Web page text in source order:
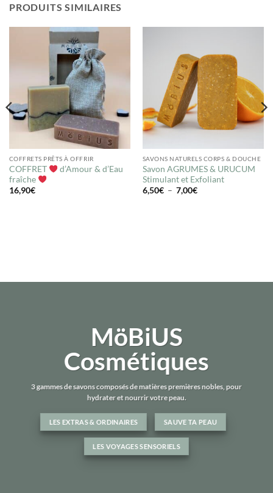
PRODUITS SIMILAIRES
COFFRETS PRÊTS À OFFRIR
COFFRET
d’Amour & d’Eau
fraîche
16,90€
SAVONS NATURELS CORPS & DOUCHE
Savon AGRUMES & URUCUM
Stimulant et Exfoliant
6,50€ – 7,00€Plage
MöBiUS
Cosmétiques
3 gammes de savons composés de matières premières nobles, pour
hydrater et nourrir votre peau.
LES EXTRAS & ORDINAIRES SAUVE TA PEAU
LES VOYAGES SENSORIELS